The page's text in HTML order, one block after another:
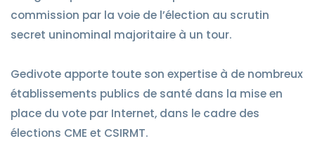
commission par la voie de l’élection au scrutin
secret uninominal majoritaire à un tour.
Gedivote apporte toute son expertise à de nombreux
établissements publics de santé dans la mise en
place du vote par Internet, dans le cadre des
élections CME et CSIRMT.